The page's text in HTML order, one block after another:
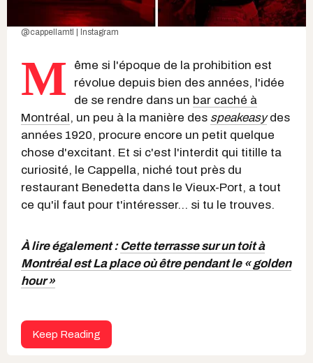
@cappellamtl | Instagram
M
ême si l'époque de la prohibition est
révolue depuis bien des années, l'idée
de se rendre dans un bar caché à
Montréal, un peu à la manière des speakeasydes
années 1920, procure encore un petit quelque
chose d'excitant. Et si c'est l'interdit qui titille ta
curiosité, le Cappella, niché tout près du
restaurant Benedetta dans le Vieux-Port, a tout
ce qu'il faut pour t'intéresser... si tu le trouves.
À lire également : Cette terrasse sur un toit à
Montréal est La place où être pendant le « golden
hour »
Keep Reading